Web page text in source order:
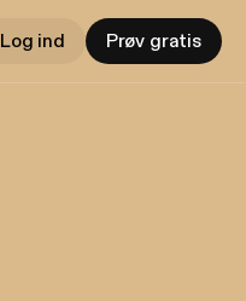
Log ind Prøv gratis